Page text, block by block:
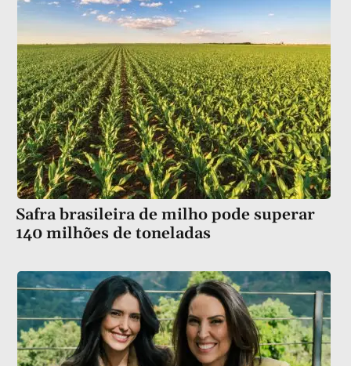
Safra brasileira de milho pode superar
140 milhões de toneladas